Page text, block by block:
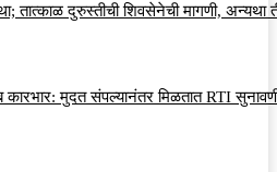
तात्काळ दुरुस्तीची शिवसेनेची मागणी, अन्यथा
कारभार: मुदत संपल्यानंतर मिळतात RTI